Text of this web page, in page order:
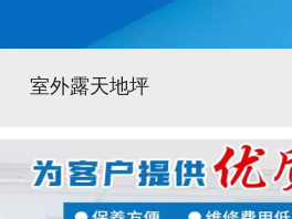
室外露天地坪